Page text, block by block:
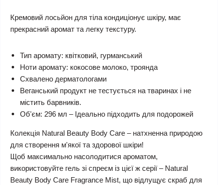
Кремовий лосьйон для тіла кондиціонує шкіру, має
прекрасний аромат та легку текстуру.
Тип аромату: квітковий, гурманський
Ноти аромату: кокосове молоко, троянда
Схвалено дерматологами
Веганський продукт не тестується на тваринах і не
містить барвників.
Об'єм: 296 мл – Ідеально підходить для подорожей
Колекція Natural Beauty Body Care – натхненна природою
для створення м'якої та здорової шкіри!
Щоб максимально насолодитися ароматом,
використовуйте гель зі спреєм із цієї ж серії – Natural
Beauty Body Care Fragrance Mist, що відлущує скраб для